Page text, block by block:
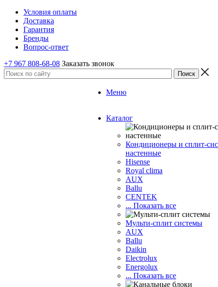
Условия оплаты
Доставка
Гарантия
Бренды
Вопрос-ответ
+7 967 808-68-08 Заказать звонок
Меню
Каталог
Кондиционеры и сплит-
настенные
Hisense
Royal clima
AUX
Ballu
CENTEK
... Показать все
Мульти-сплит системы
AUX
Ballu
Daikin
Electrolux
Energolux
... Показать все